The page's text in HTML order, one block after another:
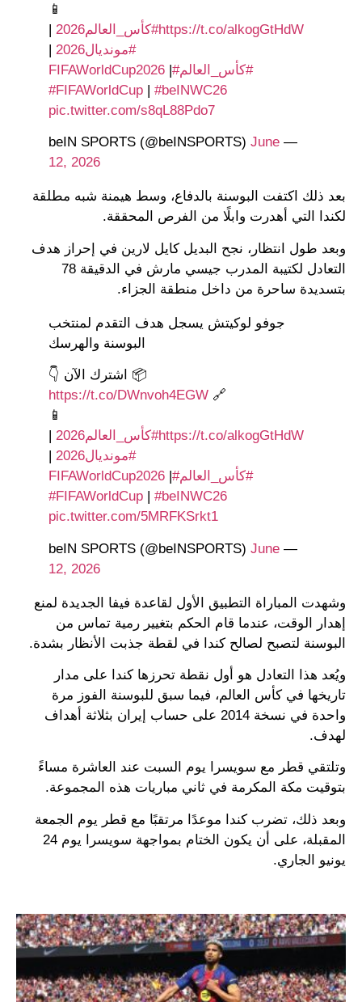
📱
https://t.co/alkogGtHdW#كأس_العالم2026
|
#مونديال2026
|
#كأس_العالم#FIFAWorldCup2026
|
#FIFAWorldCup | #beINWC26
pic.twitter.com/s8qL88Pdo7
— beIN SPORTS (@beINSPORTS)
June
12, 2026
بعد ذلك اكتفت البوسنة بالدفاع، وسط هيمنة شبه مطلقة
لكندا التي أهدرت وابلًا من الفرص المحققة.
وبعد طول انتظار، نجح البديل كايل لارين في إحراز هدف
التعادل لكتيبة المدرب جيسي مارش في الدقيقة 78
بتسديدة ساحرة من داخل منطقة الجزاء.
جوفو لوكيتش يسجل هدف التقدم لمنتخب
البوسنة والهرسك
📦 اشترك الآن 👇
🔗
https://t.co/DWnvoh4EGW
📱
https://t.co/alkogGtHdW#كأس_العالم2026
|
#مونديال2026
|
#كأس_العالم#FIFAWorldCup2026
|
#FIFAWorldCup | #beINWC26
pic.twitter.com/5MRFKSrkt1
— beIN SPORTS (@beINSPORTS)
June
12, 2026
وشهدت المباراة التطبيق الأول لقاعدة فيفا الجديدة لمنع
إهدار الوقت، عندما قام الحكم بتغيير رمية تماس من
البوسنة لتصبح لصالح كندا في لقطة جذبت الأنظار بشدة.
ويُعد هذا التعادل هو أول نقطة تحرزها كندا على مدار
تاريخها في كأس العالم، فيما سبق للبوسنة الفوز مرة
واحدة في نسخة 2014 على حساب إيران بثلاثة أهداف
لهدف.
وتلتقي قطر مع سويسرا يوم السبت عند العاشرة مساءً
بتوقيت مكة المكرمة في ثاني مباريات هذه المجموعة.
وبعد ذلك، تضرب كندا موعدًا مرتقبًا مع قطر يوم الجمعة
المقبلة، على أن يكون الختام بمواجهة سويسرا يوم 24
يونيو الجاري.